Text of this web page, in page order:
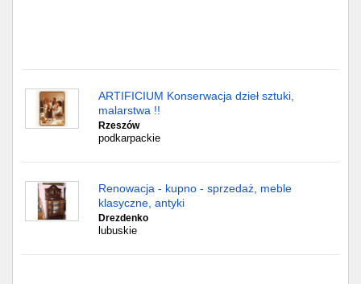
ARTIFICIUM Konserwacja dzieł sztuki,
malarstwa !!
Rzeszów
podkarpackie
Renowacja - kupno - sprzedaż, meble
klasyczne, antyki
Drezdenko
lubuskie
Częstochowa
Toruń
Sosnowiec